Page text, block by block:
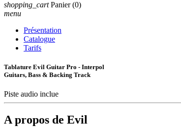
shopping_cart Panier (0)
menu
Présentation
Catalogue
Tarifs
Tablature Evil Guitar Pro - Interpol
Guitars, Bass & Backing Track
Piste audio inclue
A propos de Evil